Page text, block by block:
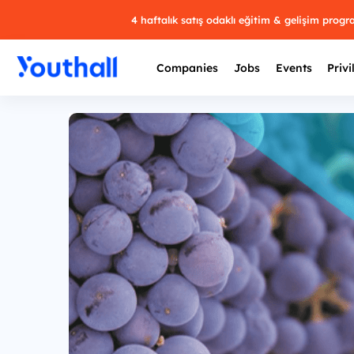
4 haftalık satış odaklı eğitim & gelişim
Companies Jobs Events